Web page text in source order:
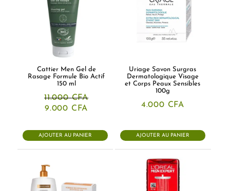
Cattier Men Gel de
Rasage Formule Bio Actif
150 ml
11.000CFA
Le
était :
11.000 CFA.
9.000 CFA
est :
9.000 CFA.
AJOUTER AU PANIER
Uriage Savon Surgras
Dermatologique Visage
et Corps Peaux Sensibles
100g
4.000 CFA
AJOUTER AU PANIER